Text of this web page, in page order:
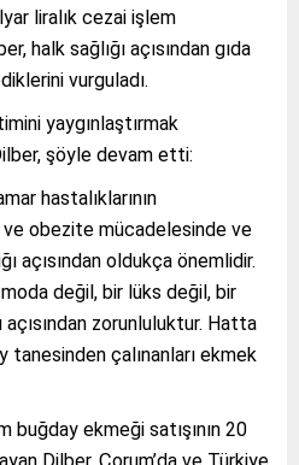
liralık cezai işlem
halk sağlığı açısından gıda
vurguladı.
yaygınlaştırmak
şöyle devam etti:
hastalıklarının
ve obezite mücadelesinde ve
açısından oldukça önemlidir.
değil, bir lüks değil, bir
zorunluluktur. Hatta
tanesinden çalınanları ekmek
buğday ekmeği satışının 20
Dilber, Çorum’da ve Türkiye